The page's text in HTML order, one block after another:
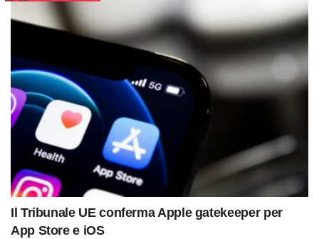
Il Tribunale UE conferma Apple gatekeeper per
App Store e iOS